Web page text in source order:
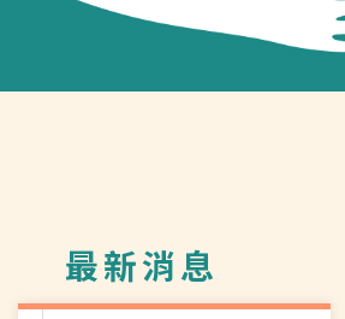
最新消息